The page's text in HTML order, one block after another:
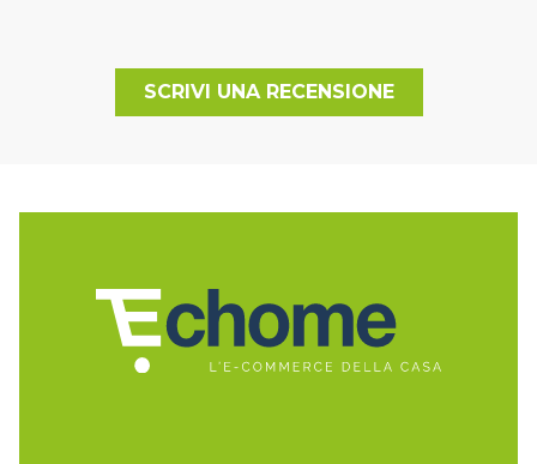
SCRIVI UNA RECENSIONE